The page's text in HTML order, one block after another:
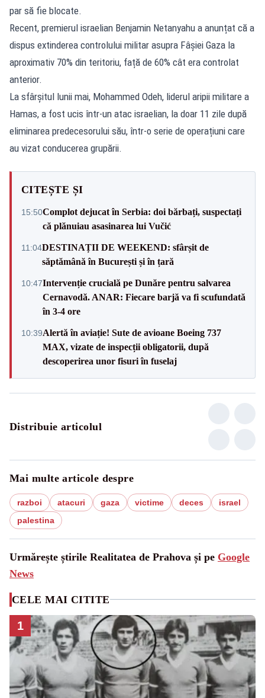
par să fie blocate.
Recent, premierul israelian Benjamin Netanyahu a anunțat că a
dispus extinderea controlului militar asupra Fâșiei Gaza la
aproximativ 70% din teritoriu, față de 60% cât era controlat
anterior.
La sfârșitul lunii mai, Mohammed Odeh, liderul aripii militare a
Hamas, a fost ucis într-un atac israelian, la doar 11 zile după
eliminarea predecesorului său, într-o serie de operațiuni care
au vizat conducerea grupării.
CITEȘTE ȘI
15:50Complot dejucat în Serbia: doi bărbați, suspectați
că plănuiau asasinarea lui Vučić
11:04DESTINAȚII DE WEEKEND: sfârșit de
săptămână în București și în țară
10:47Intervenție crucială pe Dunăre pentru salvarea
Cernavodă. ANAR: Fiecare barjă va fi scufundată
în 3-4 ore
10:39Alertă în aviație! Sute de avioane Boeing 737
MAX, vizate de inspecții obligatorii, după
descoperirea unor fisuri în fuselaj
Distribuie articolul
Mai multe articole despre
razboi atacuri gaza victime deces
israel
palestina
Urmărește știrile Realitatea de Prahova și pe Google
News
CELE MAI CITITE
1